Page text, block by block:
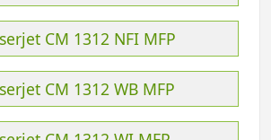
CM 1312 NFI MFP
CM 1312 WB MFP